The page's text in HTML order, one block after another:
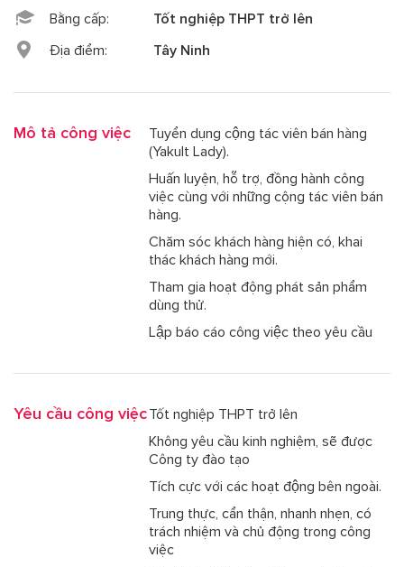
Bằng cấp:
Tốt nghiệp THPT trở lên
Địa điểm:
Tây Ninh
Mô tả công việc
Tuyển dụng cộng tác viên bán hàng
(Yakult Lady).
Huấn luyện, hỗ trợ, đồng hành công
việc cùng với những cộng tác viên bán
hàng.
Chăm sóc khách hàng hiện có, khai
thác khách hàng mới.
Tham gia hoạt động phát sản phẩm
dùng thử.
Lập báo cáo công việc theo yêu cầu
Yêu cầu công việcTốt nghiệp THPT trở lên
Không yêu cầu kinh nghiệm, sẽ được
Công ty đào tạo
Tích cực với các hoạt động bên ngoài.
Trung thực, cẩn thận, nhanh nhẹn, có
trách nhiệm và chủ động trong công
việc